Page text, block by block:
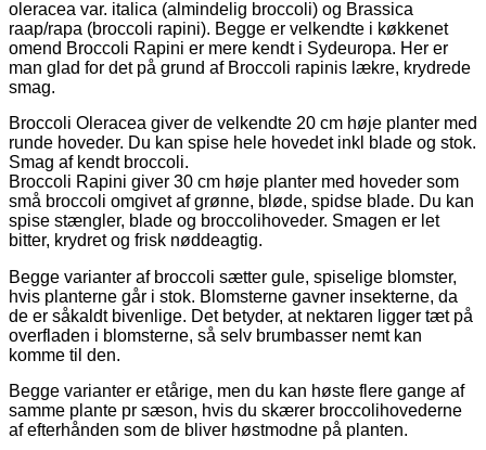
oleracea var. italica (almindelig broccoli) og Brassica
raap/rapa (broccoli rapini). Begge er velkendte i køkkenet
omend Broccoli Rapini er mere kendt i Sydeuropa. Her er
man glad for det på grund af Broccoli rapinis lækre, krydrede
smag.
Broccoli Oleracea giver de velkendte 20 cm høje planter med
runde hoveder. Du kan spise hele hovedet inkl blade og stok.
Smag af kendt broccoli.
Broccoli Rapini giver 30 cm høje planter med hoveder som
små broccoli omgivet af grønne, bløde, spidse blade. Du kan
spise stængler, blade og broccolihoveder. Smagen er let
bitter, krydret og frisk nøddeagtig.
Begge varianter af broccoli sætter gule, spiselige blomster,
hvis planterne går i stok. Blomsterne gavner insekterne, da
de er såkaldt bivenlige. Det betyder, at nektaren ligger tæt på
overfladen i blomsterne, så selv brumbasser nemt kan
komme til den.
Begge varianter er etårige, men du kan høste flere gange af
samme plante pr sæson, hvis du skærer broccolihovederne
af efterhånden som de bliver høstmodne på planten.